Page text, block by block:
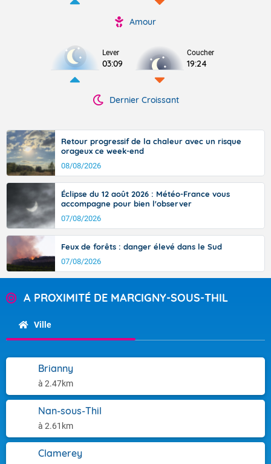
Amour
Lever
03:09
Coucher
19:24
Dernier Croissant
Retour progressif de la chaleur avec un risque
orageux ce week-end
08/08/2026
Éclipse du 12 août 2026 : Météo-France vous
accompagne pour bien l'observer
07/08/2026
Feux de forêts : danger élevé dans le Sud
07/08/2026
A PROXIMITÉ DE MARCIGNY-SOUS-THIL
Ville
Brianny
à 2.47km
Nan-sous-Thil
à 2.61km
Clamerey